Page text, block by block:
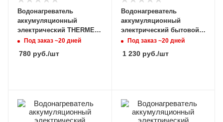
Водонагреватель
аккумуляционный
электрический THERMEX
Optima 30 Wi-Fi
Под заказ ~20 дней
780 руб./шт
Водонагреватель
аккумуляционный
электрический бытовой
THERMEX ID 100 H (pro)
Под заказ ~20 дней
1 230руб./шт